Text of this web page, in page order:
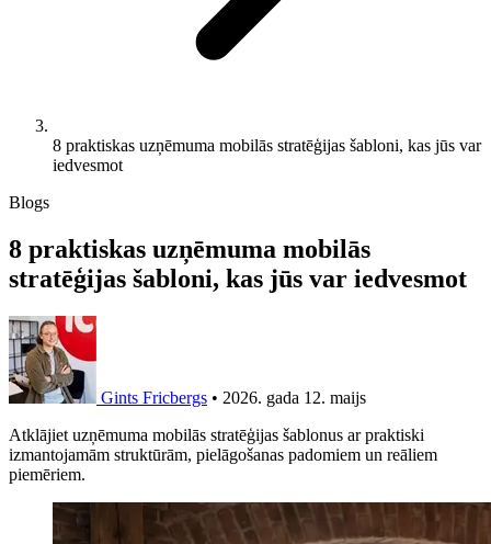
8 praktiskas uzņēmuma mobilās stratēģijas šabloni, kas jūs var
iedvesmot
Blogs
8 praktiskas uzņēmuma mobilās
stratēģijas šabloni, kas jūs var iedvesmot
Gints Fricbergs • 2026. gada 12. maijs
Atklājiet uzņēmuma mobilās stratēģijas šablonus ar praktiski
izmantojamām struktūrām, pielāgošanas padomiem un reāliem
piemēriem.